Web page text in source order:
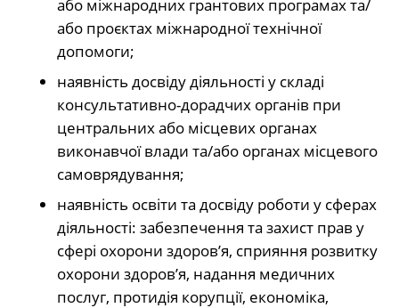
або міжнародних грантових програмах та/
або проєктах міжнародної технічної
допомоги;
наявність досвіду діяльності у складі
консультативно-дорадчих органів при
центральних або місцевих органах
виконавчої влади та/або органах місцевого
самоврядування;
наявність освіти та досвіду роботи у сферах
діяльності: забезпечення та захист прав у
сфері охорони здоров’я, сприяння розвитку
охорони здоров’я, надання медичних
послуг, протидія корупції, економіка,